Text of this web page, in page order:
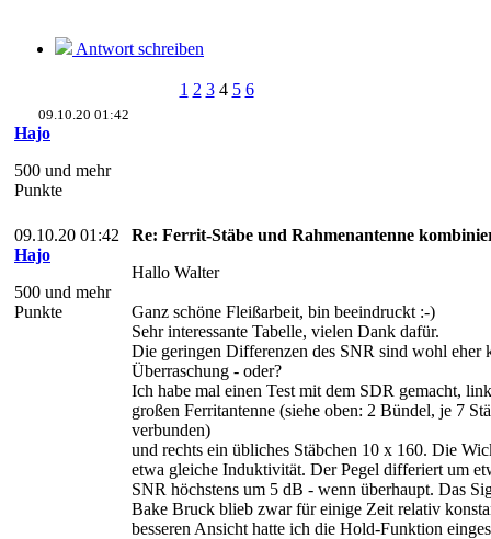
Antwort schreiben
1 2 3 4 5 6
09.10.20 01:42
Hajo
500 und mehr
Punkte
09.10.20 01:42
Hajo
500 und mehr
Punkte
Re: Ferrit-Stäbe und Rahmenantenne
Hallo Walter
Ganz schöne Fleißarbeit, bin beeindruckt :-)
Sehr interessante Tabelle, vielen Dank dafür.
Die geringen Differenzen des SNR sind wohl eher
Überraschung - oder?
Ich habe mal einen Test mit dem SDR gemacht,
großen Ferritantenne (siehe oben: 2 Bündel, je 7
verbunden)
und rechts ein übliches Stäbchen 10 x 160. Die
etwa gleiche Induktivität. Der Pegel differiert um
SNR höchstens um 5 dB - wenn überhaupt. Das
Bake Bruck blieb zwar für einige Zeit relativ
besseren Ansicht hatte ich die Hold-Funktion